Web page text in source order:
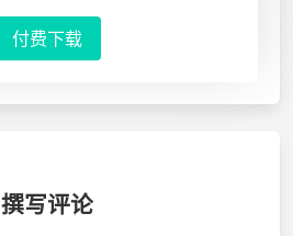
付费下载
撰写评论